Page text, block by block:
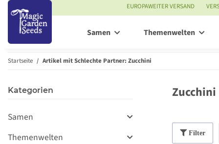
EUROPAWEITER VERSAND
Samen Themenwelten
Startseite Artikel mit Schlechte Partner: Zucchini
Zucchini
Filter
Kategorien
Samen
Themenwelten